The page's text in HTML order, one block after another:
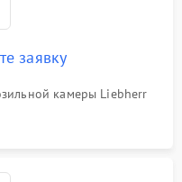
заявку
камеры Liebherr